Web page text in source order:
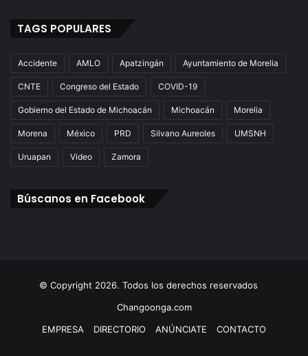
TAGS POPULARES
Accidente AMLO Apatzingán Ayuntamiento de Morelia
CNTE Congreso del Estado COVID-19
Gobierno del Estado de Michoacán Michoacán Morelia
Morena México PRD Silvano Aureoles UMSNH
Uruapan Video Zamora
Búscanos en Facebook
© Copyright 2026. Todos los derechos reservados
Changoonga.com
EMPRESA
DIRECTORIO ANÚNCIATE CONTACTO